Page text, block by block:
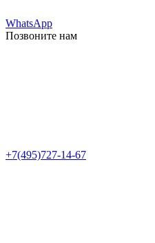
WhatsApp
Позвоните нам
+7(495)727-14-67